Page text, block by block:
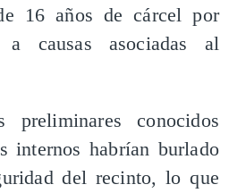
16 años de cárcel por
a causas asociadas al
preliminares conocidos
internos habrían burlado
del recinto, lo que